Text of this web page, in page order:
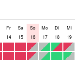
Fr Sa So Mo Di Mi
14 15 16 17 18 19